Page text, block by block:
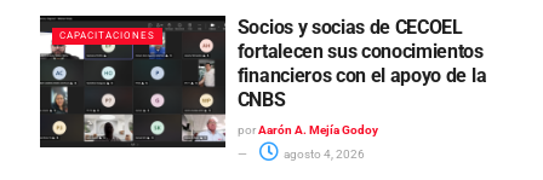
CAPACITACIONES
Socios y socias de CECOEL
fortalecen sus conocimientos
financieros con el apoyo de la
CNBS
por Aarón A. Mejía Godoy
agosto 4, 2026